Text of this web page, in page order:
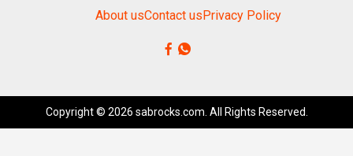
About usContact usPrivacy Policy
Copyright © 2026 sabrocks.com. All Rights Reserved.